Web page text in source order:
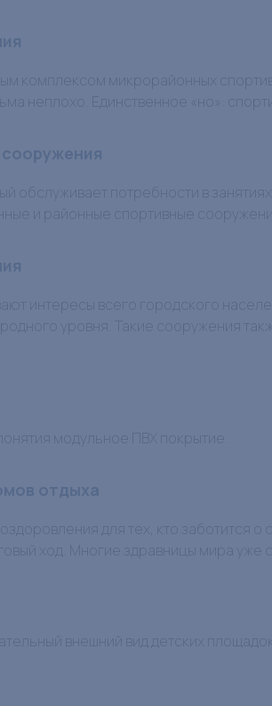
комплексом микрорайонных
неплохо. Единственное «но»:
обслуживает потребности в
и районные спортивные
интересы всего городского
уровня. Такие сооружения
модульное ПВХ покрытие.
отдыха
для тех, кто заботится
ход. Многие здравницы мира уже
внешний вид детских